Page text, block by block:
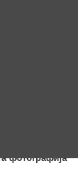
фотографија